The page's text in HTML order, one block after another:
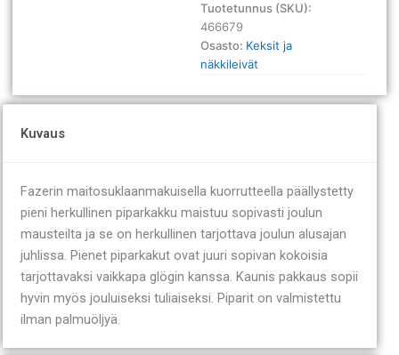
Tuotetunnus (SKU):
466679
Osasto: Keksit ja
näkkileivät
Kuvaus
Fazerin maitosuklaanmakuisella kuorrutteella päällystetty
pieni herkullinen piparkakku maistuu sopivasti joulun
mausteilta ja se on herkullinen tarjottava joulun alusajan
juhlissa. Pienet piparkakut ovat juuri sopivan kokoisia
tarjottavaksi vaikkapa glögin kanssa. Kaunis pakkaus sopii
hyvin myös jouluiseksi tuliaiseksi. Piparit on valmistettu
ilman palmuöljyä.